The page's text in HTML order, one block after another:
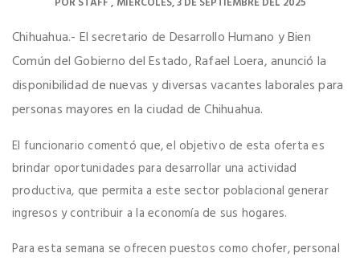
Chihuahua.- El secretario de Desarrollo Humano y Bien
Común del Gobierno del Estado, Rafael Loera, anunció la
disponibilidad de nuevas y diversas vacantes laborales para
personas mayores en la ciudad de Chihuahua.
El funcionario comentó que, el objetivo de esta oferta es
brindar oportunidades para desarrollar una actividad
productiva, que permita a este sector poblacional generar
ingresos y contribuir a la economía de sus hogares.
Para esta semana se ofrecen puestos como chofer, personal